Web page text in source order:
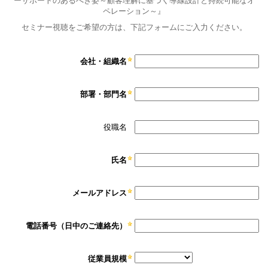
セミナー視聴をご希望の方は、下記フォームにご入力ください。
会社・組織名
部署・部門名
役職名
氏名
メールアドレス
電話番号（日中のご連絡先）
従業員規模